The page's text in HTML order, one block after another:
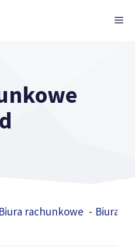
Biura rachunkowe Biura